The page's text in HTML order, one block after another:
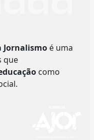
Jornalismo é uma
que
como